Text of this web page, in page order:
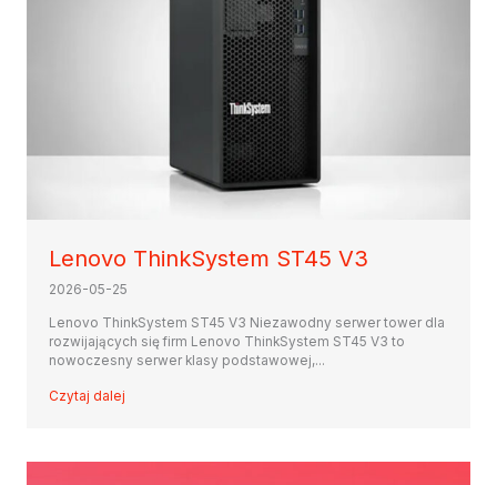
Lenovo ThinkSystem ST45 V3
2026-05-25
Lenovo ThinkSystem ST45 V3 Niezawodny serwer tower dla
rozwijających się firm Lenovo ThinkSystem ST45 V3 to
nowoczesny serwer klasy podstawowej,...
Czytaj dalej